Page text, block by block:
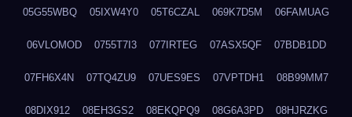
05G55WBQ 05IXW4Y0 05T6CZAL 069K7D5M 06FAMUAG
06VLOMOD 0755T7I3 077IRTEG 07ASX5QF 07BDB1DD
07FH6X4N 07TQ4ZU9 07UES9ES 07VPTDH1 08B99MM7
08DIX912 08EH3GS2 08EKQPQ9 08G6A3PD 08HJRZKG